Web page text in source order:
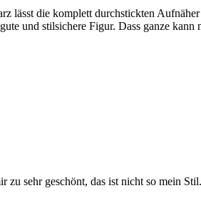
lässt die komplett durchstickten
und stilsichere Figur. Dass ganze kann
zu sehr geschönt, das ist nicht so mein Stil.